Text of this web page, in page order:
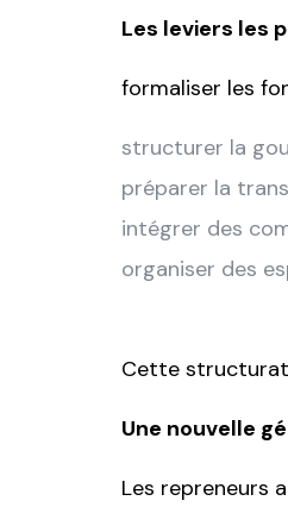
Les leviers les
formaliser les
structurer la
préparer la
intégrer des
organiser des
Cette
Une nouvelle
Les repreneurs